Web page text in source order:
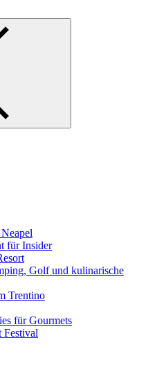
für Insider
Golf und kulinarische
Trentino
für Gourmets
Festival